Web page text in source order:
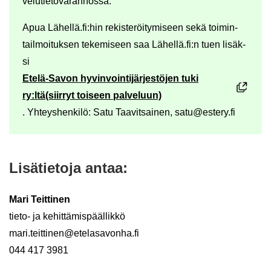
Apua Lä­hel­lä.fi:hin re­kis­te­röi­ty­mi­seen sekä toi­min­
tail­moi­tuk­sen te­ke­mi­seen saa Lä­hel­lä.fi:n tuen li­säk­
si
Etelä-​Savon hy­vin­voin­ti­jär­jes­tö­jen tuki
ry:ltä(siir­ryt toi­seen pal­ve­luun)
. Yh­teys­hen­ki­lö: Satu Taa­vit­sai­nen, satu@es­te­ry.fi
Li­sä­tie­to­ja antaa:
Mari Teit­ti­nen
tieto-​ ja ke­hit­tä­mis­pääl­lik­kö
mari.teit­ti­nen@ete­la­sa­von­ha.fi
044 417 3981